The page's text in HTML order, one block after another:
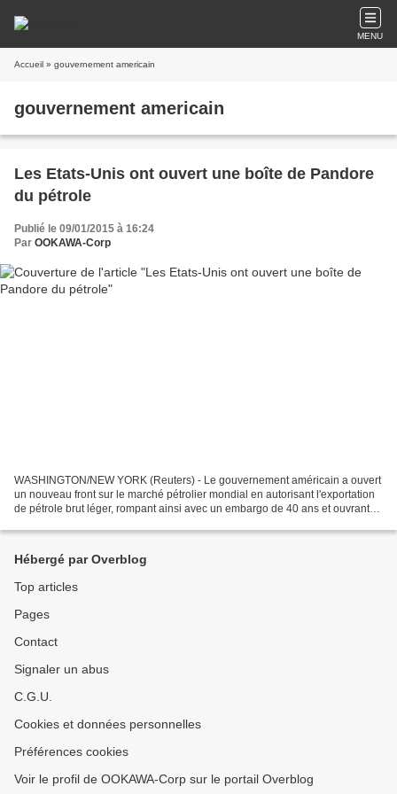
MENU
Accueil » gouvernement americain
gouvernement americain
Les Etats-Unis ont ouvert une boîte de Pandore
du pétrole
Publié le 09/01/2015 à 16:24
Par OOKAWA-Corp
WASHINGTON/NEW YORK (Reuters) - Le gouvernement américain a ouvert
un nouveau front sur le marché pétrolier mondial en autorisant l'exportation
de pétrole brut léger, rompant ainsi avec un embargo de 40 ans et ouvrant
Hébergé par Overblog
Top articles
Pages
Contact
Signaler un abus
C.G.U.
Cookies et données personnelles
Préférences cookies
Voir le profil de OOKAWA-Corp sur le portail Overblog